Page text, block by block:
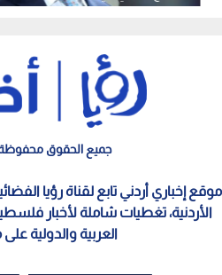
جميع الحقوق محفوظة
موقع إخباري أردني تابع لقناة رؤيا
الأردنية، تغطيات شاملة لأخبار
العربية والدولية